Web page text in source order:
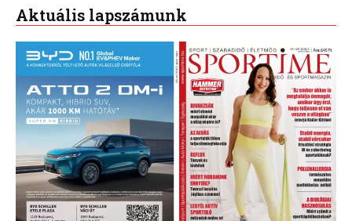
Aktuális lapszámunk